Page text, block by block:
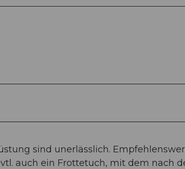
sind unerlässlich.
auch ein Frottetuch, mit dem nach